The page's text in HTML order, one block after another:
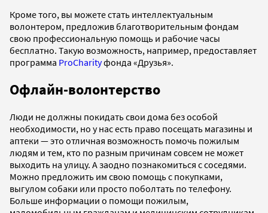
Кроме того, вы можете стать интеллектуальным
волонтером, предложив благотворительным фондам
свою профессиональную помощь и рабочие часы
бесплатно. Такую возможность, например, предоставляет
программа ProCharityфонда «Друзья».
Офлайн-волонтерство
Люди не должны покидать свои дома без особой
необходимости, но у нас есть право посещать магазины и
аптеки — это отличная возможность помочь пожилым
людям и тем, кто по разным причинам совсем не может
выходить на улицу. А заодно познакомиться с соседями.
Можно предложить им свою помощь с покупками,
выгулом собаки или просто поболтать по телефону.
Больше информации о помощи пожилым,